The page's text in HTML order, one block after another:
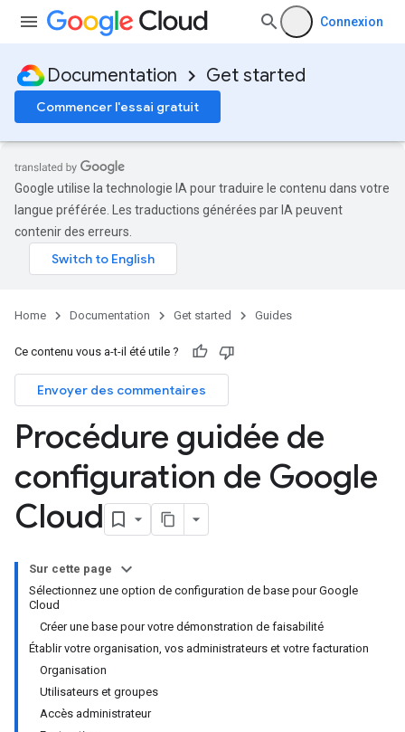
Connexion
Documentation Get started
Commencer l'essai gratuit
Google utilise la technologie IA pour traduire le contenu dans votre
langue préférée. Les traductions générées par IA peuvent
contenir des erreurs.
Home Documentation Get started Guides
Ce contenu vous a-t-il été utile ?
Envoyer des commentaires
Procédure guidée de
configuration de Google
Cloud
Sur cette page
Sélectionnez une option de configuration de base pour Google
Cloud
Créer une base pour votre démonstration de faisabilité
Établir votre organisation, vos administrateurs et votre facturation
Organisation
Utilisateurs et groupes
Accès administrateur